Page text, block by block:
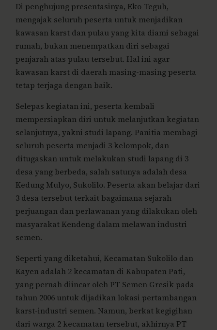
Di penghujung presentasinya, Eko Teguh,
mengajak seluruh peserta untuk menjadikan
kawasan karst dan pulau yang kita diami sebagai
rumah, bukan menempatkan diri sebagai
penjarah atas pulau tersebut. Hal ini agar
kawasan karst di daerah masing-masing peserta
tetap terjaga dengan baik.
Selepas kegiatan ini, peserta kembali
mempersiapkan diri untuk melanjutkan kegiatan
selanjutnya, yakni studi lapang. Panitia membagi
seluruh peserta menjadi 3 kelompok, dan
ditugaskan untuk melakukan studi lapang di 3
desa yang berbeda, salah satunya adalah desa
Kedung Mulyo, Sukolilo. Peserta akan belajar dari
3 desa tersebut terkait bagaimana sejarah
perjuangan dan perlawanan yang dilakukan oleh
masyarakat Kendeng dalam melawan industri
semen.
Seperti yang diketahui, Kecamatan Sukolilo dan
Kayen adalah 2 kecamatan di Kabupaten Pati,
yang pernah diincar oleh PT Semen Gresik pada
tahun 2006 untuk dijadikan lokasi pertambangan
karst-industri semen. Namun, berkat kegigihan
dari warga 2 kecamatan tersebut, akhirnya PT